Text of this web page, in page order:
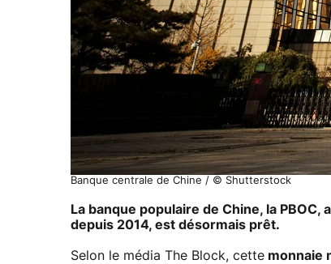
Banque centrale de Chine / © Shutterstock
La banque populaire de Chine, la
depuis 2014, est désormais prêt.
Selon le média The Block, cette monnaie